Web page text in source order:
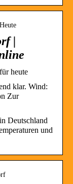
|
heute
klar. Wind:
Zur
Deutschland
und